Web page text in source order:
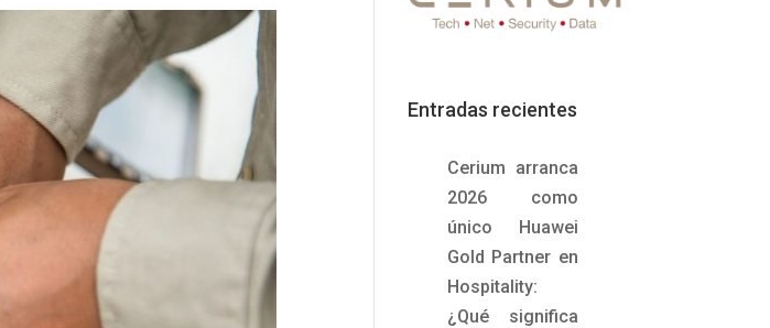
Entradas recientes
Cerium arranca
2026 como
único Huawei
Gold Partner en
Hospitality:
¿Qué significa